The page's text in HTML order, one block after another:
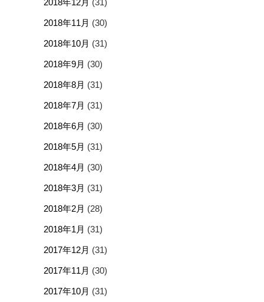
2018年11月 (30)
2018年10月 (31)
2018年9月 (30)
2018年8月 (31)
2018年7月 (31)
2018年6月 (30)
2018年5月 (31)
2018年4月 (30)
2018年3月 (31)
2018年2月 (28)
2018年1月 (31)
2017年12月 (31)
2017年11月 (30)
2017年10月 (31)